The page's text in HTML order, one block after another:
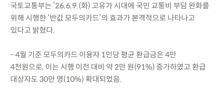
국토교통부는 ’26.6.9.(화) 고유가 시대에 국민 교통비 부담 완화를
위해 시행한 ‘반값 모두의카드’의 효과가 본격적으로 나타나고
있다고 밝혔다.
- 4월 기준 모두의카드 이용자 1인당 평균 환급금은 4만
4천원으로, 이는 시행 이전 대비 약 2만 원(91%) 증가하였고 환급
대상자도 30만 명(10%) 확대되었음.